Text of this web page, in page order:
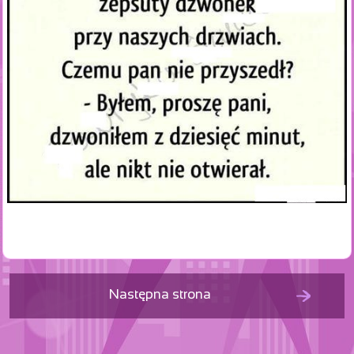
Następna strona